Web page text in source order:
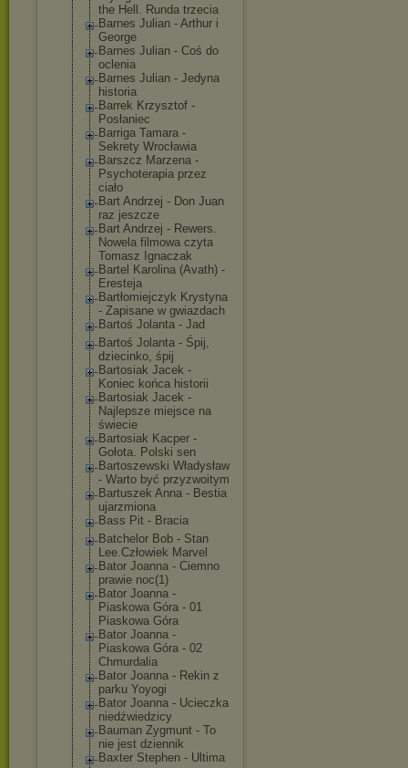
the Hell. Runda trzecia
Barnes Julian - Arthur i
George
Barnes Julian - Coś do
oclenia
Barnes Julian - Jedyna
historia
Barrek Krzysztof -
Posłaniec
Barriga Tamara -
Sekrety Wrocławia
Barszcz Marzena -
Psychoterapia przez
ciało
Bart Andrzej - Don Juan
raz jeszcze
Bart Andrzej - Rewers.
Nowela filmowa czyta
Tomasz Ignaczak
Bartel Karolina (Avath) -
Eresteja
Bartłomiejczyk Krystyna
- Zapisane w gwiazdach
Bartoś Jolanta - Jad
Bartoś Jolanta - Śpij,
dziecinko, śpij
Bartosiak Jacek -
Koniec końca historii
Bartosiak Jacek -
Najlepsze miejsce na
świecie
Bartosiak Kacper -
Gołota. Polski sen
Bartoszewski Władysław
- Warto być przyzwoitym
Bartuszek Anna - Bestia
ujarzmiona
Bass Pit - Bracia
Batchelor Bob - Stan
Lee.Człowiek Marvel
Bator Joanna - Ciemno
prawie noc(1)
Bator Joanna -
Piaskowa Góra - 01
Piaskowa Góra
Bator Joanna -
Piaskowa Góra - 02
Chmurdalia
Bator Joanna - Rekin z
parku Yoyogi
Bator Joanna - Ucieczka
niedźwiedzicy
Bauman Zygmunt - To
nie jest dziennik
Baxter Stephen - Ultima